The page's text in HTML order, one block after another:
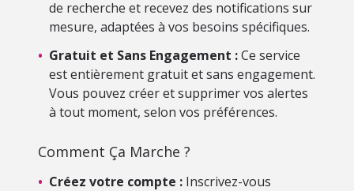
de recherche et recevez des notifications sur
mesure, adaptées à vos besoins spécifiques.
• Gratuit et Sans Engagement :Ce service
est entièrement gratuit et sans engagement.
Vous pouvez créer et supprimer vos alertes
à tout moment, selon vos préférences.
Comment Ça Marche ?
• Créez votre compte : Inscrivez-vous